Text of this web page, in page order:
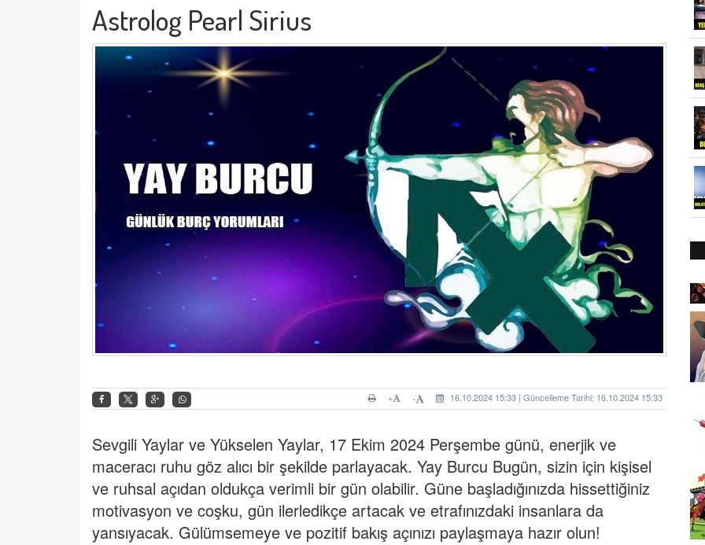
Astrolog Pearl Sirius
16.10.2024 15:33 | Güncelleme Tarihi: 16.10.2024 15:33
-
+
Sevgili Yaylar ve Yükselen Yaylar, 17 Ekim 2024 Perşembe günü, enerjik ve
maceracı ruhu göz alıcı bir şekilde parlayacak. Yay Burcu Bugün, sizin için kişisel
ve ruhsal açıdan oldukça verimli bir gün olabilir. Güne başladığınızda hissettiğiniz
motivasyon ve coşku, gün ilerledikçe artacak ve etrafınızdaki insanlara da
yansıyacak. Gülümsemeye ve pozitif bakış açınızı paylaşmaya hazır olun!